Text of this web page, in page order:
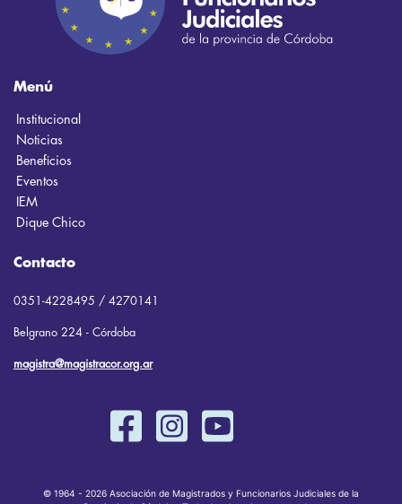
Menú
Institucional
Noticias
Beneficios
Eventos
IEM
Dique Chico
Contacto
0351-4228495 / 4270141
Belgrano 224 - Córdoba
magistra@magistracor.org.ar
© 1964 - 2026 Asociación de Magistrados y Funcionarios Judiciales de la